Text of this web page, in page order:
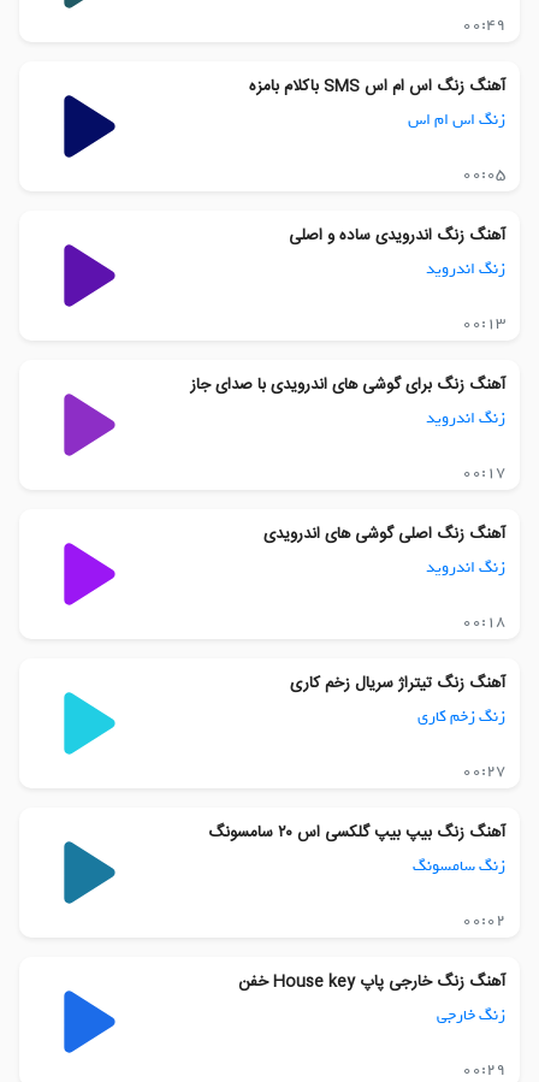
00:49
آهنگ زنگ اس ام اس SMS باکلام بامزه
زنگ اس ام اس
00:05
آهنگ زنگ اندرویدی ساده و اصلی
زنگ اندروید
00:13
آهنگ زنگ برای گوشی های اندرویدی با صدای جاز
زنگ اندروید
00:17
آهنگ زنگ اصلی گوشی های اندرویدی
زنگ اندروید
00:18
آهنگ زنگ تیتراژ سریال زخم کاری
زنگ زخم کاری
00:27
آهنگ زنگ بیپ بیپ گلکسی اس ۲۰ سامسونگ
زنگ سامسونگ
00:02
آهنگ زنگ خارجی پاپ House key خفن
زنگ خارجی
00:29